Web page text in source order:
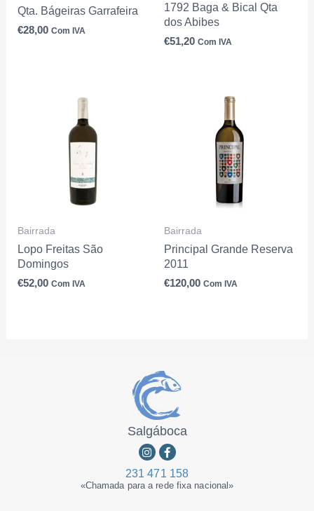
Qta. Bágeiras Garrafeira
€28,00 Com IVA
1792 Baga & Bical Qta
dos Abibes
€51,20 Com IVA
Bairrada
Lopo Freitas São
Domingos
€52,00 Com IVA
Bairrada
Principal Grande Reserva
2011
€120,00 Com IVA
Salgáboca
InstagramFacebook-
f
231 471 158
«Chamada para a rede fixa nacional»